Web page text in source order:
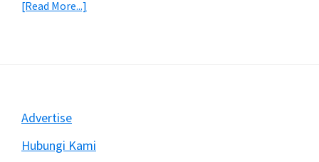
[Read More...]
Mendadak
Footer
Advertise
Hubungi Kami